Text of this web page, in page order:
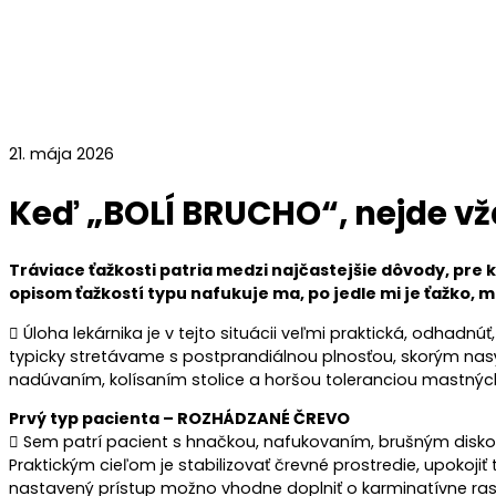
21. mája 2026
Keď „BOLÍ BRUCHO“, nejde
Tráviace ťažkosti patria medzi najčastejšie dôvody,
opisom ťažkostí typu nafukuje ma, po jedle mi je ťažko,
 Úloha lekárnika je v tejto situácii veľmi praktická,
typicky stretávame s postprandiálnou plnosťou, skorým
nadúvaním, kolísaním stolice a horšou toleranciou
Prvý typ pacienta – ROZHÁDZANÉ ČREVO
 Sem patrí pacient s hnačkou, nafukovaním, brušným
Praktickým cieľom je stabilizovať črevné prostredie,
nastavený prístup možno vhodne doplniť o karminatívne